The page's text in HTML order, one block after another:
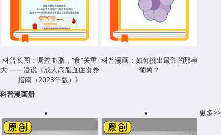
科普长图：调控血脂，“食”关重
大 ——漫说《成人高脂血症食养
指南（2023年版）》
科普漫画：如何挑出最甜的那串
葡萄？
科普漫画册
更多>>